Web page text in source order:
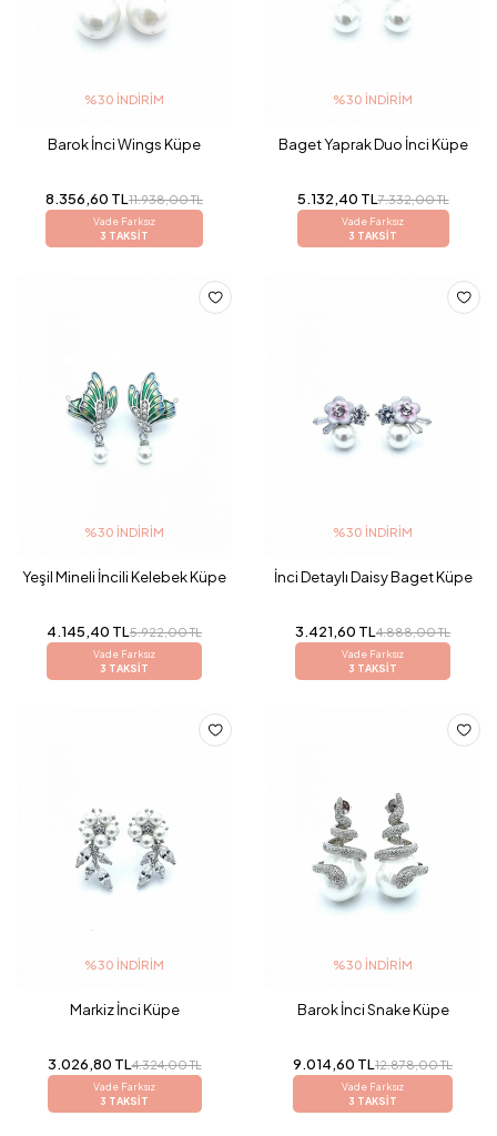
%30 İNDIRIM
Barok İnci Wings Küpe
8.356,60 TL11.938,00 TL
Vade Farksız
3 TAKSİT
%30 İNDIRIM
Baget Yaprak Duo İnci Küpe
5.132,40 TL7.332,00 TL
Vade Farksız
3 TAKSİT
%30 İNDIRIM
Yeşil Mineli İncili Kelebek Küpe
4.145,40 TL5.922,00 TL
Vade Farksız
3 TAKSİT
%30 İNDIRIM
İnci Detaylı Daisy Baget Küpe
3.421,60 TL4.888,00 TL
Vade Farksız
3 TAKSİT
%30 İNDIRIM
Markiz İnci Küpe
3.026,80 TL4.324,00 TL
Vade Farksız
3 TAKSİT
%30 İNDIRIM
Barok İnci Snake Küpe
9.014,60 TL12.878,00 TL
Vade Farksız
3 TAKSİT